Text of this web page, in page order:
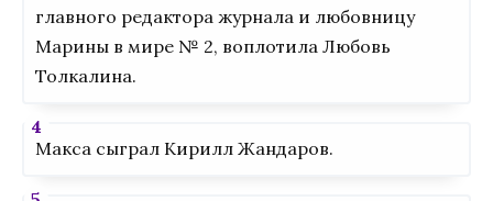
главного редактора журнала и любовницу
Марины в мире № 2, воплотила Любовь
Толкалина.
Макса сыграл Кирилл Жандаров.